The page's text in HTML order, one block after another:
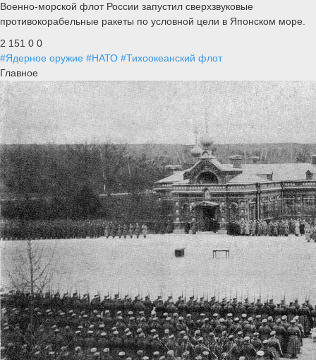
Военно-морской флот России запустил сверхзвуковые
противокорабельные ракеты по условной цели в Японском море.
2 151 0 0
#Ядерное оружие #НАТО #Тихоокеанский флот
Главное